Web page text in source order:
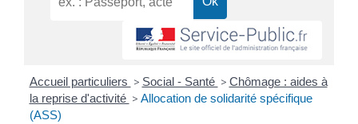
Accueil particuliers > Social - Santé > Chômage : aides à
la reprise d'activité > Allocation de solidarité spécifique
(ASS)